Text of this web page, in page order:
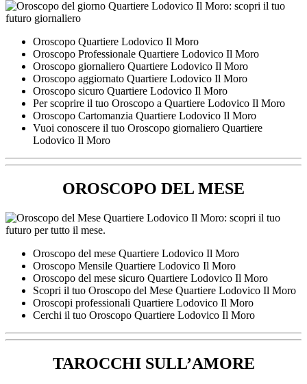
Oroscopo Quartiere Lodovico Il Moro
Oroscopo Professionale Quartiere Lodovico Il Moro
Oroscopo giornaliero Quartiere Lodovico Il Moro
Oroscopo aggiornato Quartiere Lodovico Il Moro
Oroscopo sicuro Quartiere Lodovico Il Moro
Per scoprire il tuo Oroscopo a Quartiere Lodovico Il Moro
Oroscopo Cartomanzia Quartiere Lodovico Il Moro
Vuoi conoscere il tuo Oroscopo giornaliero Quartiere
Lodovico Il Moro
OROSCOPO DEL MESE
Oroscopo del mese Quartiere Lodovico Il Moro
Oroscopo Mensile Quartiere Lodovico Il Moro
Oroscopo del mese sicuro Quartiere Lodovico Il Moro
Scopri il tuo Oroscopo del Mese Quartiere Lodovico Il Moro
Oroscopi professionali Quartiere Lodovico Il Moro
Cerchi il tuo Oroscopo Quartiere Lodovico Il Moro
TAROCCHI SULL’AMORE